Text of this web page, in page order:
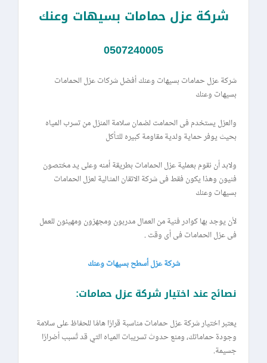
شركة عزل حمامات بسيهات وعنك
0507240005
شركة عزل حمامات بسيهات وعنك أفضل شركات عزل الحمامات
بسيهات وعنك
والعزل يستخدم فى الحمامت لضمان سلامة المنزل من تسرب المياه
بحيث يوفر حماية ولدية مقاومة كبيره للتأكل
ولابد أن نقوم بعملية عزل الحمامات بطريقة أمنه وعلى يد مختصون
فنيون وهذا يكون فقط فى شركة الاتقان المثالية لعزل الحمامات
بسيهات وعنك
لأن يوجد بها كوادر فنية من العمال مدربون ومجهزون ومهيئون للعمل
فى عزل الحمامات فى أى وقت .
شركة عزل أسطح بسيهات وعنك
نصائح عند اختيار شركة عزل حمامات:
يعتبر اختيار شركة عزل حمامات مناسبة قرارًا هامًا للحفاظ على سلامة
وجودة حماماتك، ومنع حدوث تسريبات المياه التي قد تُسبب أضرارًا
جسيمة.